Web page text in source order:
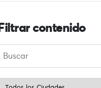
Filtrar contenido